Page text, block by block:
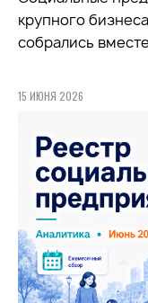
крупного
собрались
15 ИЮНЯ 2026